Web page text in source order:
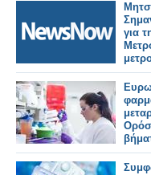
για
του
τη